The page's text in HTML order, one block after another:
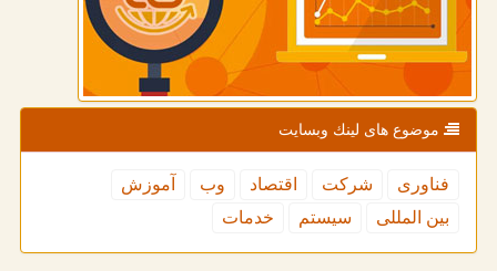
موضوع های لینك وبسایت
فناوری شركت اقتصاد وب
آموزش
بین المللی
سیستم خدمات